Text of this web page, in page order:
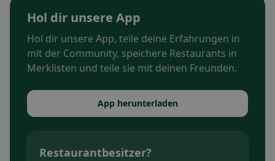
Hol dir unsere App
Hol dir unsere App, teile deine Erfahrungen in
mit der Community, speichere Restaurants in
Merklisten und teile sie mit deinen Freunden.
App herunterladen
Restaurantbesitzer?